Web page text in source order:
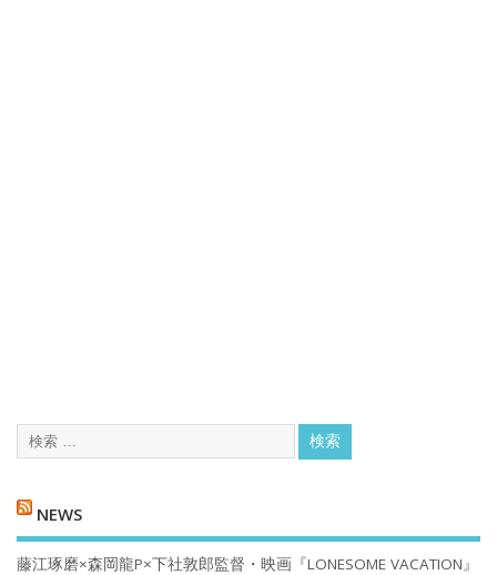
NEWS
藤江琢磨×森岡龍P×下社敦郎監督・映画『LONESOME VACATION』